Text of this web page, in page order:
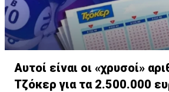
Αυτοί είναι οι «χρυσοί»
Τζόκερ για τα 2.500.000